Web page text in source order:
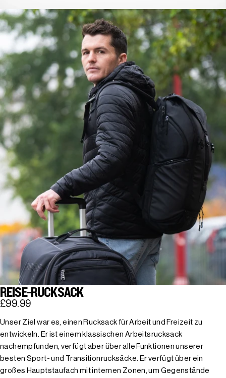
REISE-RUCKSACK
£99.99
Unser Ziel war es, einen Rucksack für Arbeit und Freizeit zu
entwickeln. Er ist einem klassischen Arbeitsrucksack
nachempfunden, verfügt aber über alle Funktionen unserer
besten Sport- und Transitionrucksäcke. Er verfügt über ein
großes Hauptstaufach mit internen Zonen, um Gegenstände